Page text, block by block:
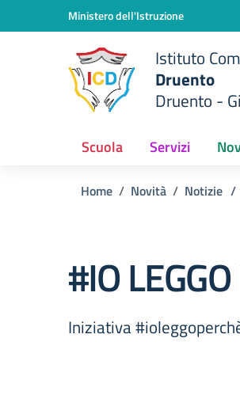
Vai ai contenuti
Vai al menu di navigazione
Ministero dell'Istruzione
Istituto
Druento
Druento -
Scuola Servizi
Home Novità Notizie /
#IO
Iniziativa